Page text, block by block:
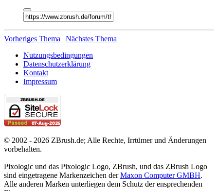
Vorheriges Thema | Nächstes Thema
Nutzungsbedingungen
Datenschutzerklärung
Kontakt
Impressum
© 2002 - 2026 ZBrush.de; Alle Rechte, Irrtümer und Änderungen
vorbehalten.
Pixologic und das Pixologic Logo, ZBrush, und das ZBrush Logo
sind eingetragene Markenzeichen derMaxon Computer GMBH.
Alle anderen Marken unterliegen dem Schutz der ensprechenden